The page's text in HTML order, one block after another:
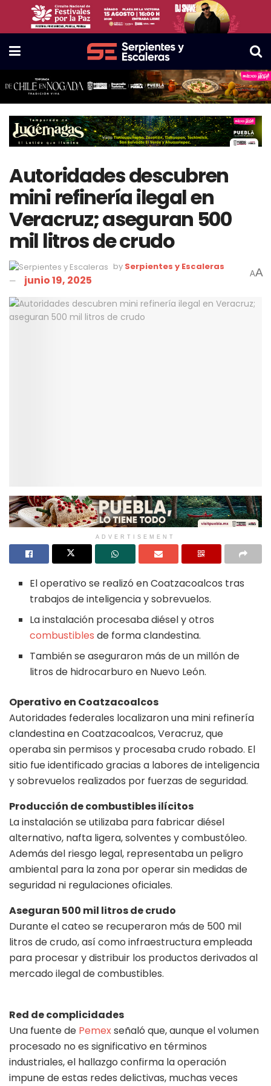
Autoridades descubren
mini refinería ilegal en
Veracruz; aseguran 500
mil litros de crudo
by Serpientes y Escaleras
junio 19, 2025 AA
ADVERTISEMENT
El operativo se realizó en Coatzacoalcos tras
trabajos de inteligencia y sobrevuelos.
La instalación procesaba diésel y otros
combustibles de forma clandestina.
También se aseguraron más de un millón de
litros de hidrocarburo en Nuevo León.
Operativo en Coatzacoalcos
Autoridades federales localizaron una mini refinería
clandestina en Coatzacoalcos, Veracruz, que
operaba sin permisos y procesaba crudo robado. El
sitio fue identificado gracias a labores de inteligencia
y sobrevuelos realizados por fuerzas de seguridad.
Producción de combustibles ilícitos
La instalación se utilizaba para fabricar diésel
alternativo, nafta ligera, solventes y combustóleo.
Además del riesgo legal, representaba un peligro
ambiental para la zona por operar sin medidas de
seguridad ni regulaciones oficiales.
Aseguran 500 mil litros de crudo
Durante el cateo se recuperaron más de 500 mil
litros de crudo, así como infraestructura empleada
para procesar y distribuir los productos derivados al
mercado ilegal de combustibles.
Red de complicidades
Una fuente de Pemexseñaló que, aunque el volumen
procesado no es significativo en términos
industriales, el hallazgo confirma la operación
impune de estas redes delictivas, muchas veces